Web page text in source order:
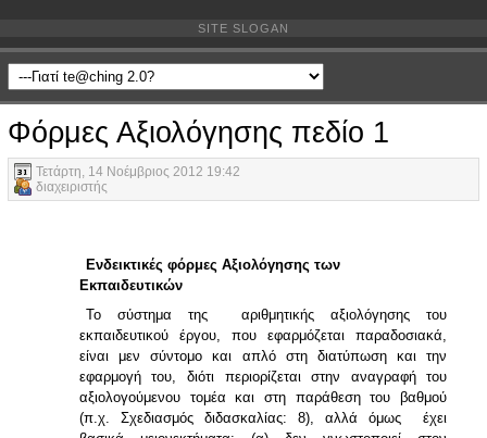
SITE SLOGAN
Φόρμες Αξιολόγησης πεδίο 1
Τετάρτη, 14 Νοέμβριος 2012 19:42
διαχειριστής
Ενδεικτικές φόρμες Αξιολόγησης των
Εκπαιδευτικών
Το σύστημα της αριθμητικής αξιολόγησης του
εκπαιδευτικού έργου, που εφαρμόζεται παραδοσιακά,
είναι μεν σύντομο και απλό στη διατύπωση και την
εφαρμογή του, διότι περιορίζεται στην αναγραφή του
αξιολογούμενου τομέα και στη παράθεση του βαθμού
(π.χ. Σχεδιασμός διδασκαλίας: 8), αλλά όμως έχει